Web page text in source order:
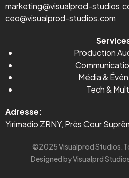
marketing@visualprod-
ceo@visualprod-studios.com
Production
Média&
Tech &
Adresse:
Yirimadio ZRNY, Près Cour
©2025 Visualprod
Designed by Visualprd